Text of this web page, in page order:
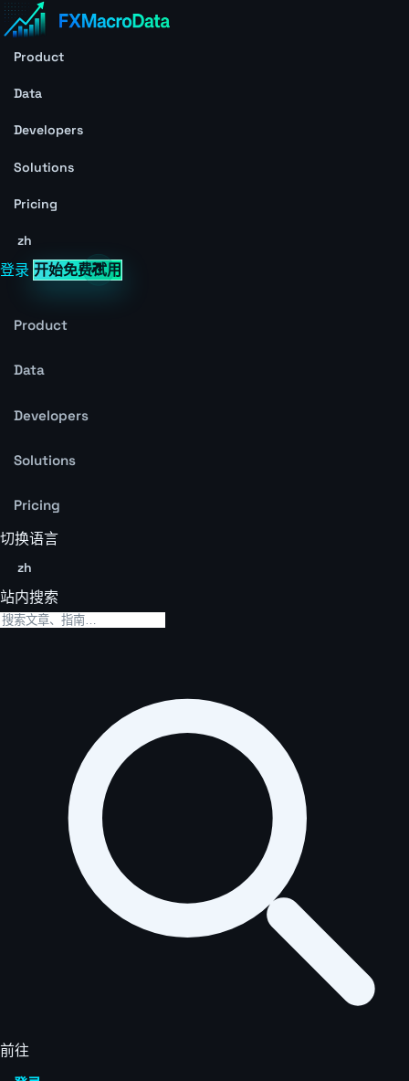
Product
Data
Developers
Solutions
Pricing
zh
登录 开始免费试用
Product
Data
Developers
Solutions
Pricing
切换语言
zh
站内搜索
前往